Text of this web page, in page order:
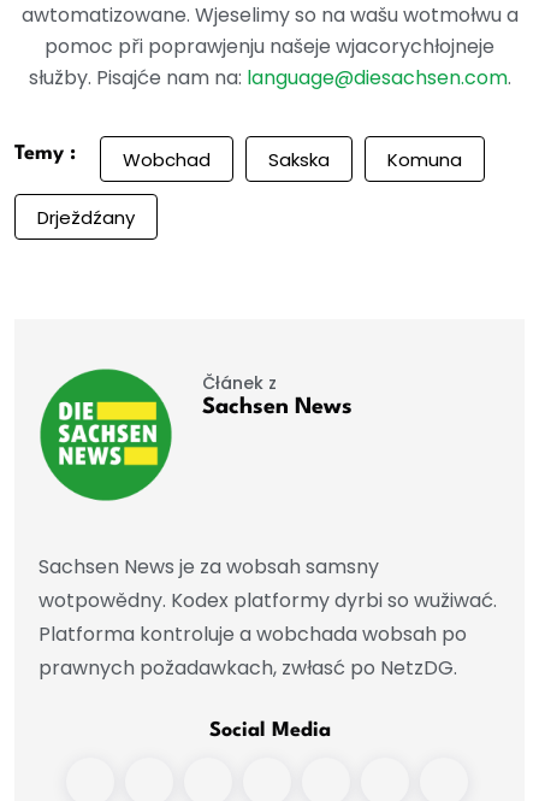
awtomatizowane. Wjeselimy so na wašu wotmołwu a
pomoc při poprawjenju našeje wjacorychłojneje
słužby. Pisajće nam na: language@diesachsen.com.
Temy : Wobchad Sakska Komuna
Drježdźany
Čłánek z
Sachsen News
Sachsen News je za wobsah samsny
wotpowědny. Kodex platformy dyrbi so wužiwać.
Platforma kontroluje a wobchada wobsah po
prawnych požadawkach, zwłasć po NetzDG.
Social Media